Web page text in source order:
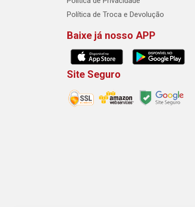
Política de Troca e Devolução
Baixe já nosso APP
Site Seguro